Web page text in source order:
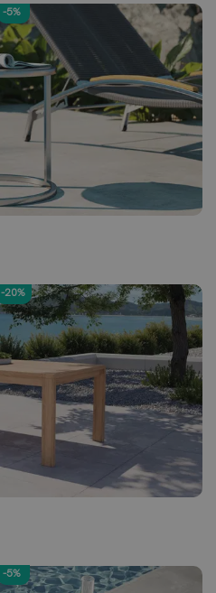
-5%
-20%
-5%